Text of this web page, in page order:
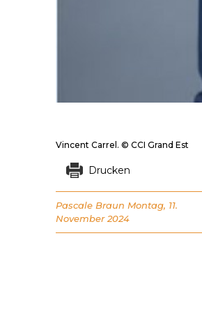
Vincent Carrel. © CCI Grand Est
Drucken
Pascale Braun Montag, 11.
November 2024